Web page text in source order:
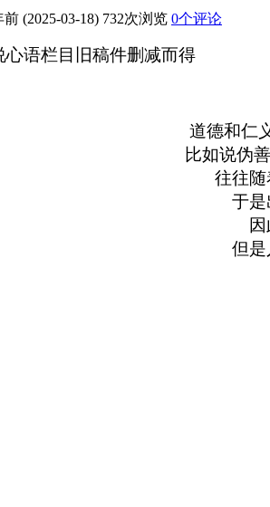
前 (2025-03-18) 732次浏览 0个评论
道德和仁
比如说伪
往往随
于是
但是